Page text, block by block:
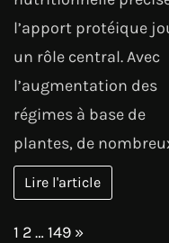
l’apport protéique
un rôle central. Avec
l’augmentation des
régimes à base de
plantes, de
Lire l'article
Page:
1 2…149 Next
»